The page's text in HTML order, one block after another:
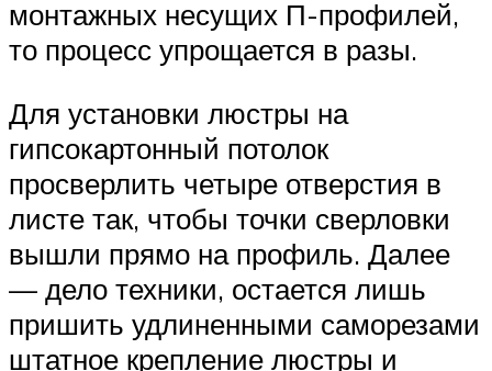
монтажных несущих П-профилей,
то процесс упрощается в разы.
Для установки люстры на
гипсокартонный потолок
просверлить четыре отверстия в
листе так, чтобы точки сверловки
вышли прямо на профиль. Далее
— дело техники, остается лишь
пришить удлиненными саморезами
штатное крепление люстры и